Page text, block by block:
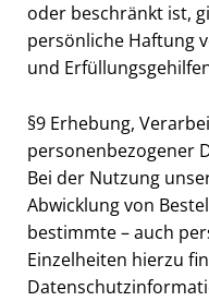
oder beschränkt ist,
persönliche Haftung
und
§9 Erhebung,
personenbezogener
Bei der Nutzung
Abwicklung von
bestimmte – auch
Einzelheiten hierzu